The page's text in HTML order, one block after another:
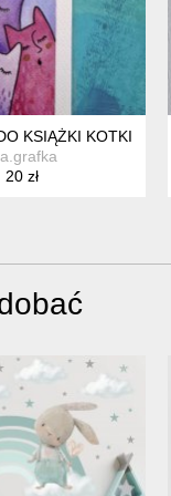
KSIĄŻKI KOTKI
20 zł